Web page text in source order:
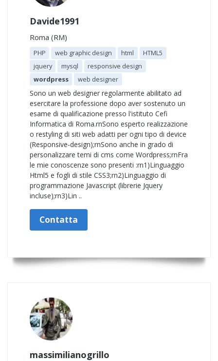
Davide1991
Roma (RM)
PHP web graphic design html
HTML5
jquery
mysql
responsive design
wordpress
web designer
Sono un web designer regolarmente abilitato ad
esercitare la professione dopo aver sostenuto un
esame di qualificazione presso l'istituto Cefi
Informatica di Roma.rnSono esperto realizzazione
o restyling di siti web adatti per ogni tipo di device
(Responsive-design);rnSono anche in grado di
personalizzare temi di cms come Wordpress;rnFra
le mie conoscenze sono presenti :rn1)Linguaggio
Html5 e fogli di stile CSS3;rn2)Linguaggio di
programmazione Javascript (librerie Jquery
incluse);rn3)Lin ..
Contatta
massimilianogrillo